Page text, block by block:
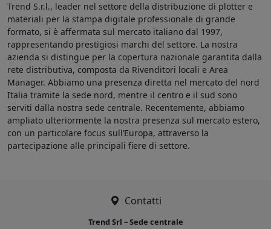
Trend S.r.l., leader nel settore della distribuzione di plotter e
materiali per la stampa digitale professionale di grande
formato, si è affermata sul mercato italiano dal 1997,
rappresentando prestigiosi marchi del settore. La nostra
azienda si distingue per la copertura nazionale garantita dalla
rete distributiva, composta da Rivenditori locali e Area
Manager. Abbiamo una presenza diretta nel mercato del nord
Italia tramite la sede nord, mentre il centro e il sud sono
serviti dalla nostra sede centrale. Recentemente, abbiamo
ampliato ulteriormente la nostra presenza sul mercato estero,
con un particolare focus sull’Europa, attraverso la
partecipazione alle principali fiere di settore.
Contatti
Trend Srl – Sede centrale